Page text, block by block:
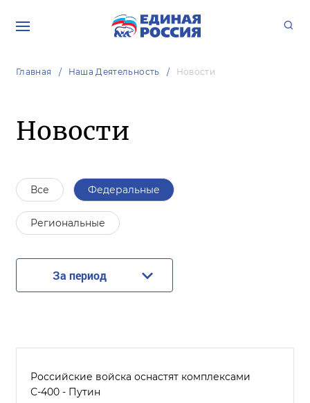
Главная Наша Деятельность Новости
Новости
Все Федеральные
Региональные
За период
Российские войска оснастят комплексами
С-400 - Путин